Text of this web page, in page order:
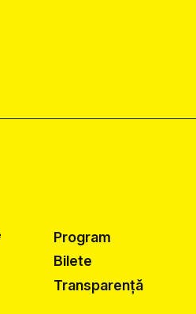
Program
Bilete
Transparență